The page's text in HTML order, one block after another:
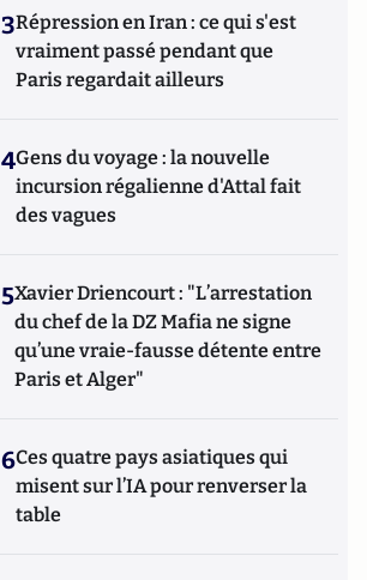
3Répression en Iran : ce qui s'est
vraiment passé pendant que
Paris regardait ailleurs
4Gens du voyage : la nouvelle
incursion régalienne d'Attal fait
des vagues
5Xavier Driencourt : "L’arrestation
du chef de la DZ Mafia ne signe
qu’une vraie-fausse détente entre
Paris et Alger"
6Ces quatre pays asiatiques qui
misent sur l’IA pour renverser la
table